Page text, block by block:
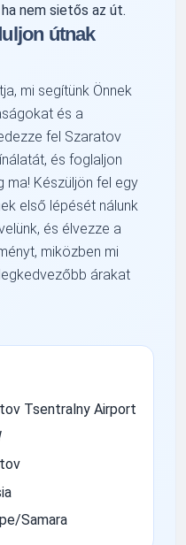
nem sietős az út.
útnak
mi segítünk Önnek
és a
fel Szaratov
és foglaljon
ma! Készüljön fel egy
első lépését nálunk
és élvezze a
miközben mi
árakat
Tsentralny Airport
Samara